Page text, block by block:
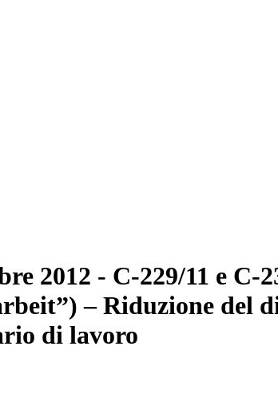
2012 - C‑229/11 e
– Riduzione del
di lavoro